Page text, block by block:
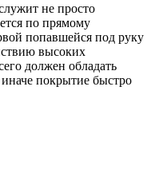
не просто
по прямому
попавшейся под руку
высоких
должен обладать
покрытие быстро